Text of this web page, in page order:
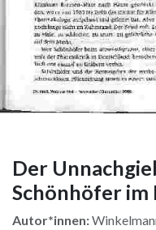
Der
Schönhöfer
Autor*innen: